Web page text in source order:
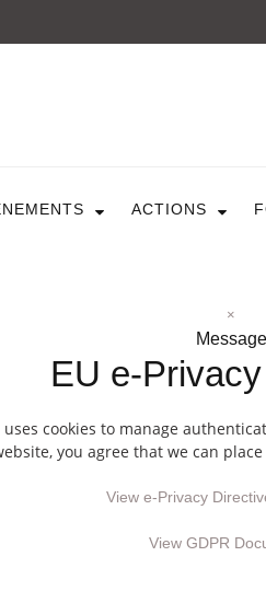
Design For
A La
ON
ACTIONS
×
Message
EU e-
cookies to manage
you agree that we can
View e-Privacy
View GDPR